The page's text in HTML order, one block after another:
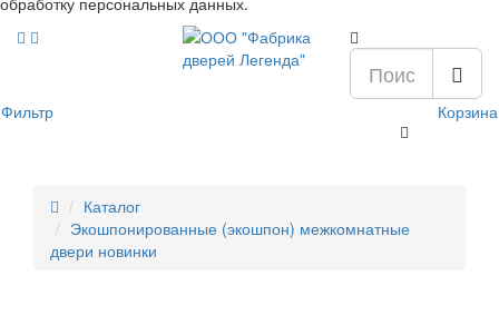
Фильтр Корзина
Каталог
Экошпонированные (экошпон) межкомнатные
двери новинки